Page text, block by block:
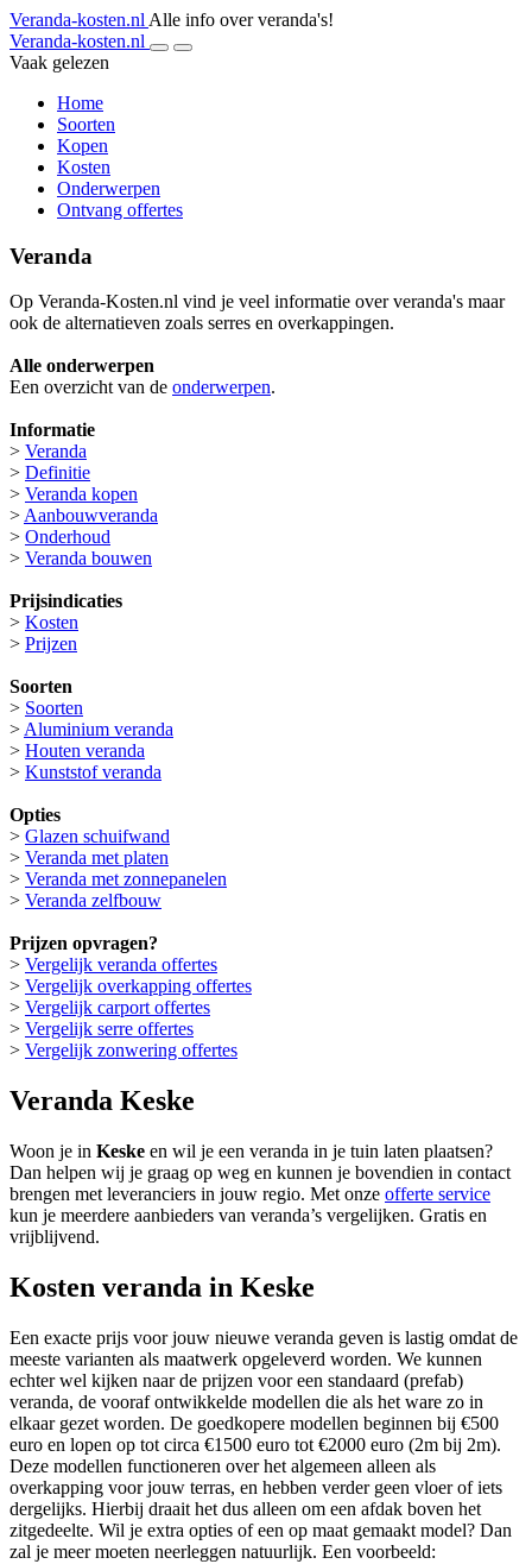
Veranda-kosten.nl Alle info over veranda's!
Veranda-kosten.nl
Vaak gelezen
Home
Soorten
Kopen
Kosten
Onderwerpen
Ontvang offertes
Veranda
Op Veranda-Kosten.nl vind je veel informatie over veranda's maar
ook de alternatieven zoals serres en overkappingen.
Alle onderwerpen
Een overzicht van de onderwerpen.
Informatie
> Veranda
> Definitie
> Veranda kopen
>Aanbouwveranda
> Onderhoud
> Veranda bouwen
Prijsindicaties
> Kosten
> Prijzen
Soorten
> Soorten
>Aluminium veranda
> Houten veranda
> Kunststof veranda
Opties
> Glazen schuifwand
> Veranda met platen
> Veranda met zonnepanelen
> Veranda zelfbouw
Prijzen opvragen?
> Vergelijk veranda offertes
> Vergelijk overkapping offertes
> Vergelijk carport offertes
> Vergelijk serre offertes
> Vergelijk zonwering offertes
Veranda Keske
Woon je in Keske en wil je een veranda in je tuin laten plaatsen?
Dan helpen wij je graag op weg en kunnen je bovendien in contact
brengen met leveranciers in jouw regio. Met onze offerte service
kun je meerdere aanbieders van veranda’s vergelijken. Gratis en
vrijblijvend.
Kosten veranda in Keske
Een exacte prijs voor jouw nieuwe veranda geven is lastig omdat de
meeste varianten als maatwerk opgeleverd worden. We kunnen
echter wel kijken naar de prijzen voor een standaard (prefab)
veranda, de vooraf ontwikkelde modellen die als het ware zo in
elkaar gezet worden. De goedkopere modellen beginnen bij €500
euro en lopen op tot circa €1500 euro tot €2000 euro (2m bij 2m).
Deze modellen functioneren over het algemeen alleen als
overkapping voor jouw terras, en hebben verder geen vloer of iets
dergelijks. Hierbij draait het dus alleen om een afdak boven het
zitgedeelte. Wil je extra opties of een op maat gemaakt model? Dan
zal je meer moeten neerleggen natuurlijk. Een voorbeeld: